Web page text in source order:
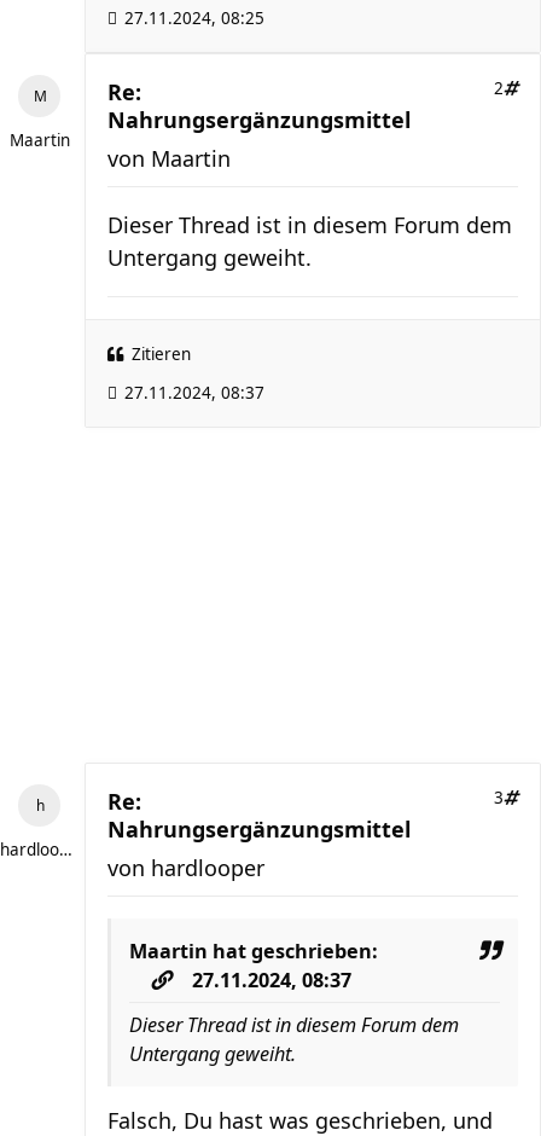
27.11.2024, 08:25
Maartin
Re:
Nahrungsergänzungsmittel
2
von Maartin
Dieser Thread ist in diesem Forum dem
Untergang geweiht.
Zitieren
27.11.2024, 08:37
hardlooper
Re:
Nahrungsergänzungsmittel
3
von hardlooper
Maartin hat geschrieben:
27.11.2024, 08:37
Dieser Thread ist in diesem Forum dem
Untergang geweiht.
Falsch, Du hast was geschrieben, und